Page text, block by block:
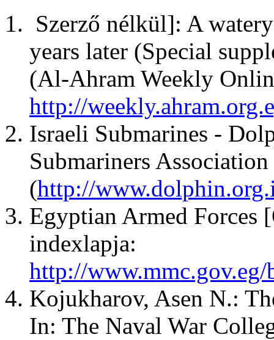
Szerző nélkül]: A
years later (Special
(Al-Ahram Weekly
http://
Israeli Submarines -
Submariners
(http://
Egyptian Armed Forces
indexlapja:
http://
Kojukharov, Asen N.:
In: The Naval War